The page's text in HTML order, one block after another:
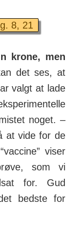
8, 21
krone, men
det ses, at
valgt at lade
noget. –
at vide for de
viser
som vi
for. Gud
bedste for